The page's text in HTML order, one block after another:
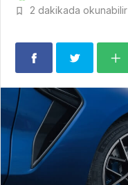
2 dakikada okunabilir